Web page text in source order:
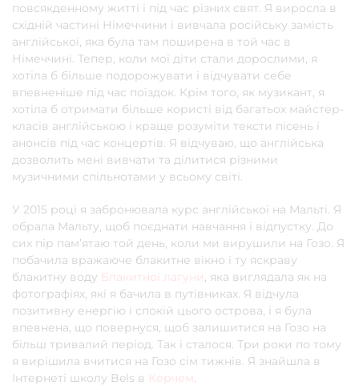
повсякденному житті і під час різних свят. Я виросла в
східній частині Німеччини і вивчала російську замість
англійської, яка була там поширена в той час в
Німеччині. Тепер, коли мої діти стали дорослими, я
хотіла б більше подорожувати і відчувати себе
впевненіше під час поїздок. Крім того, як музикант, я
хотіла б отримати більше користі від багатьох майстер-
класів англійською і краще розуміти тексти пісень і
анонсів під час концертів. Я відчуваю, що англійська
дозволить мені вивчати та ділитися різними
музичними спільнотами у всьому світі.
У 2015 році я забронювала курс англійської на Мальті. Я
обрала Мальту, щоб поєднати навчання і відпустку. До
сих пір пам’ятаю той день, коли ми вирушили на Гозо. Я
побачила вражаюче блакитне вікно і ту яскраву
блакитну воду Блакитної лагуни, яка виглядала як на
фотографіях, які я бачила в путівниках. Я відчула
позитивну енергію і спокій цього острова, і я була
впевнена, що повернуся, щоб залишитися на Гозо на
більш тривалий період. Так і сталося. Три роки по тому
я вирішила вчитися на Гозо сім тижнів. Я знайшла в
Інтернеті школу Bels в Керчем.